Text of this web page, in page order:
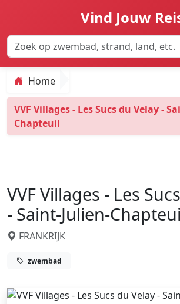
Vind Jouw
Home
VVF Villages - Les Sucs du Velay -
Chapteuil
VVF Villages - Les
- Saint-Julien-
FRANKRIJK
zwembad